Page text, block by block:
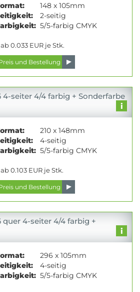
148 x 105mm
2-seitig
5/5-farbig CMYK
ab 0.033 EUR je Stk.
4-seiter 4/4 farbig + Sonderfarbe
210 x 148mm
4-seitig
5/5-farbig CMYK
ab 0.103 EUR je Stk.
quer 4-seiter 4/4 farbig +
296 x 105mm
4-seitig
5/5-farbig CMYK